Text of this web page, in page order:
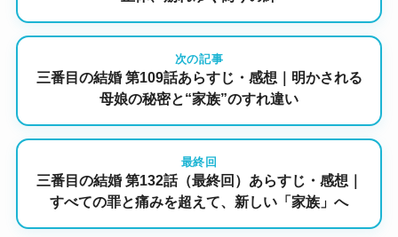
次の記事
三番目の結婚 第109話あらすじ・感想｜明かされる
母娘の秘密と“家族”のすれ違い
最終回
三番目の結婚 第132話（最終回）あらすじ・感想｜
すべての罪と痛みを超えて、新しい「家族」へ